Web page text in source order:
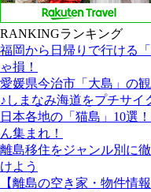
RANKINGランキング
福岡から日帰りで行ける
ゃ損！
愛媛県今治市「大島」の
♪しまなみ海道をプチサイ
日本各地の「猫島」10選
ん集まれ！
離島移住をジャンル別に
けよう
【離島の空き家・物件情